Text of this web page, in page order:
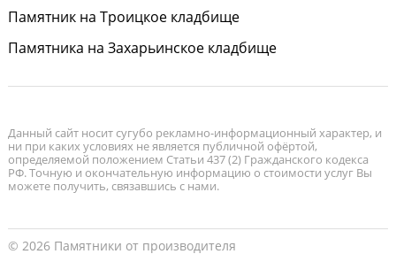
Памятник на Троицкое кладбище
Памятника на Захарьинское кладбище
Данный сайт носит сугубо рекламно-информационный характер, и
ни при каких условиях не является публичной офёртой,
определяемой положением Статьи 437 (2) Гражданского кодекса
РФ. Точную и окончательную информацию о стоимости услуг Вы
можете получить, связавшись с нами.
© 2026 Памятники от производителя